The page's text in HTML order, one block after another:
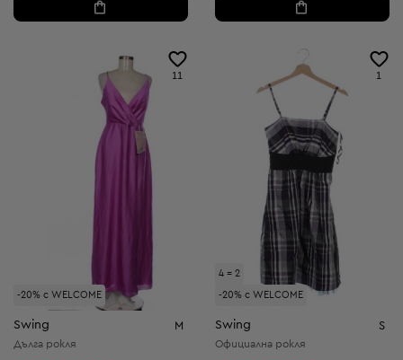
-20% с WELCOME
11
Swing M
Дълга рокля
4 = 2
-20% с WELCOME
1
Swing S
Официална рокля